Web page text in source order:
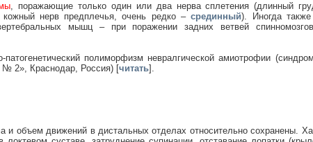
, поражающие только один или два нерва сплетения (длинный
нерв предплечья, очень редко –срединный). Иногда
мышц – при поражении задних ветвей
патогенетический полиморфизм невралгической амиотрофии
№ 2», Краснодар, Россия) [читать].
и объем движений в дистальных отделах относительно сохранены.